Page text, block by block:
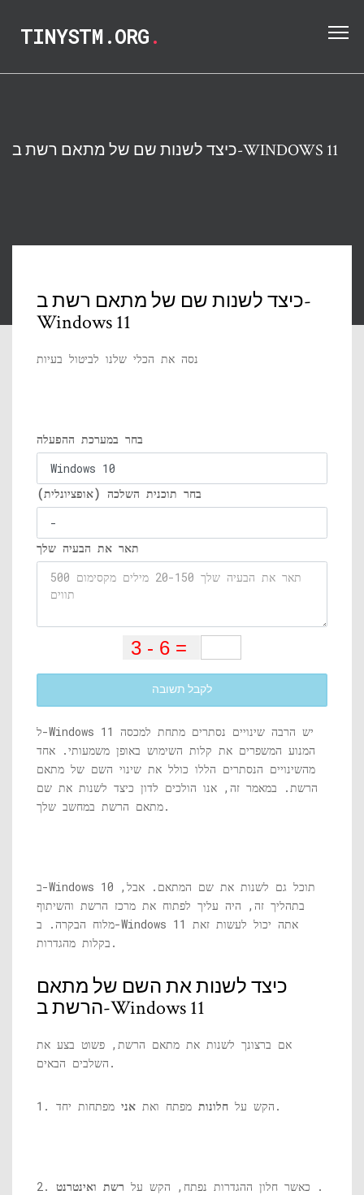
TINYSTM.ORG.
כיצד לשנות שם של מתאם רשת ב-WINDOWS 11
כיצד לשנות שם של מתאם רשת ב-
Windows 11
נסה את הכלי שלנו לביטול בעיות
בחר במערכת ההפעלה
בחר תוכנית השלכה (אופציונלית)
תאר את הבעיה שלך
לקבל תשובה
ל-Windows 11 יש הרבה שינויים נסתרים מתחת למכסה
המנוע המשפרים את קלות השימוש באופן משמעותי. אחד
מהשינויים הנסתרים הללו כולל את שינוי השם של מתאם
הרשת. במאמר זה, אנו הולכים לדון כיצד לשנות את שם
מתאם הרשת במחשב שלך.
ב-Windows 10 תוכל גם לשנות את שם המתאם. אבל,
בתהליך זה, היה עליך לפתוח את מרכז הרשת והשיתוף
מלוח הבקרה. ב-Windows 11 אתה יכול לעשות זאת
בקלות מהגדרות.
כיצד לשנות את השם של מתאם
הרשת ב-Windows 11
אם ברצונך לשנות את מתאם הרשת, פשוט בצע את
השלבים הבאים.
1. הקש על חלונות מפתח ואת אני מפתחות יחד.
2. כאשר חלון ההגדרות נפתח, הקש על רשת ואינטרנט .